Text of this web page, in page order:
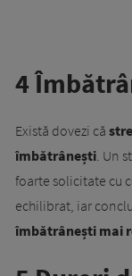
4
Există dovezi că
îmbătrânești. Un
foarte solicitate cu
echilibrat, iar
îmbătrânești mai